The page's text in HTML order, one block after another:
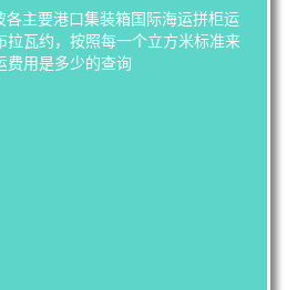
主要港口集装箱国际海运拼柜运
拉瓦约，按照每一个立方米标准来
费用是多少的查询